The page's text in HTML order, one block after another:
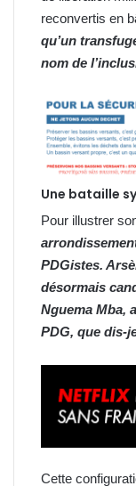
reconvertis en
qu’un
nom de
Une bataille
Pour illustrer
PDGistes.
désormais
Nguema Mba,
PDG, que dis-
Cette